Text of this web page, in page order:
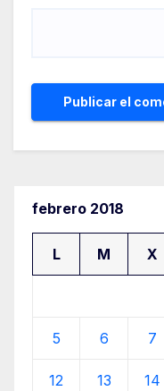
febrero 2018
L M X
5 6 7
12 13 14